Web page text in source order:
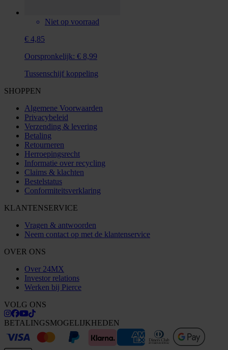
Niet op voorraad
€ 4,85
Oorspronkelijk: € 8,99
Tussenschijf koppeling
SHOPPEN
Algemene Voorwaarden
Privacybeleid
Verzending & levering
Betaling
Retourneren
Herroepingsrecht
Informatie over recycling
Claims & klachten
Bestelstatus
Conformiteitsverklaring
KLANTENSERVICE
Vragen & antwoorden
Neem contact op met de klantenservice
OVER ONS
Over 24MX
Investor relations
Werken bij Pierce
VOLG ONS
BETALINGSMOGELIJKHEDEN